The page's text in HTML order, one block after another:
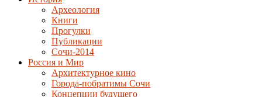
Археология
Книги
Прогулки
Публикации
Сочи-2014
Россия и Мир
Архитектурное кино
Города-побратимы Сочи
Концепции будущего